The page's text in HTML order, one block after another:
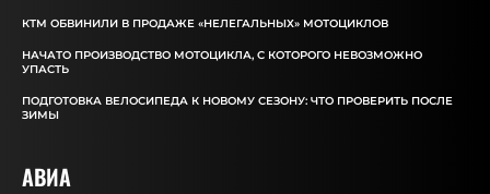
КТМ ОБВИНИЛИ В ПРОДАЖЕ «НЕЛЕГАЛЬНЫХ» МОТОЦИКЛОВ
НАЧАТО ПРОИЗВОДСТВО МОТОЦИКЛА, С КОТОРОГО НЕВОЗМОЖНО
УПАСТЬ
ПОДГОТОВКА ВЕЛОСИПЕДА К НОВОМУ СЕЗОНУ: ЧТО ПРОВЕРИТЬ ПОСЛЕ
ЗИМЫ
АВИА